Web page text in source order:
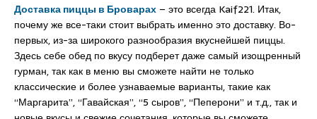
Доставка пиццы в Броварах – это всегда Kaif221. Итак,
почему же все-таки стоит выбрать именно это доставку. Во-
первых, из-за широкого разнообразия вкуснейшей пиццы.
Здесь себе обед по вкусу подберет даже самый изощренный
гурман, так как в меню вы сможете найти не только
классические и более узнаваемые варианты, такие как
“Маргарита”, “Гавайская”, “5 сыров”, “Пеперони” и т.д., так и